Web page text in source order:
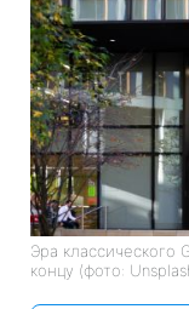
Эра классического
концу (фото: